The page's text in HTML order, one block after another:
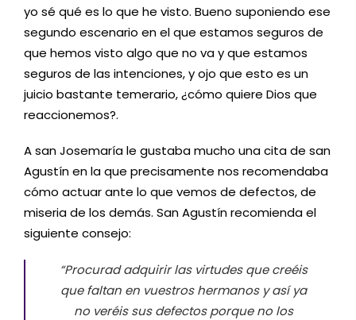
yo sé qué es lo que he visto. Bueno suponiendo ese
segundo escenario en el que estamos seguros de
que hemos visto algo que no va y que estamos
seguros de las intenciones, y ojo que esto es un
juicio bastante temerario, ¿cómo quiere Dios que
reaccionemos?.
A san Josemaría le gustaba mucho una cita de san
Agustín en la que precisamente nos recomendaba
cómo actuar ante lo que vemos de defectos, de
miseria de los demás. San Agustín recomienda el
siguiente consejo:
“Procurad adquirir las virtudes que creéis
que faltan en vuestros hermanos y así ya
no veréis sus defectos porque no los